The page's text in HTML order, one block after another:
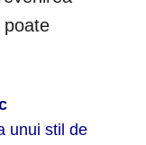
poate
unui stil de